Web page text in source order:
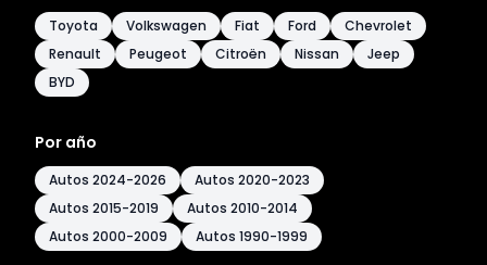
Toyota Volkswagen Fiat Ford
Chevrolet
Renault
Peugeot Citroën Nissan
Jeep
BYD
Por año
Autos 2024-2026
Autos 2020-2023
Autos 2015-2019
Autos 2010-2014
Autos 2000-2009
Autos 1990-1999